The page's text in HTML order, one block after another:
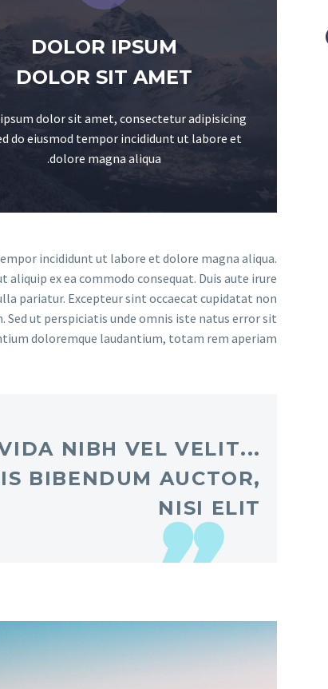
DOLOR IPSUM
DOLOR SIT AMET
dolor sit amet, consectetur adipisicing
do eiusmod tempor incididunt ut labore et
dolore magna aliqua.
incididunt ut labore et dolore magna aliqua.
ex ea commodo consequat. Duis aute irure
pariatur. Excepteur sint occaecat cupidatat non
ut perspiciatis unde omnis iste natus error sit
doloremque laudantium, totam rem aperiam.
NIBH VEL VELIT
BIBENDUM AUCTOR,
NISI ELIT